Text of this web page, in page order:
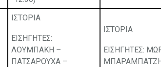
ΙΣΤΟΡΙΑ
ΕΙΣΗΓΗΤΕΣ:
ΛΟΥΜΠΑΚΗ –
ΠΑΤΣΑΡΟΥΧΑ –
ΙΣΤΟΡΙΑ
ΕΙΣΗΓΗΤΕΣ: